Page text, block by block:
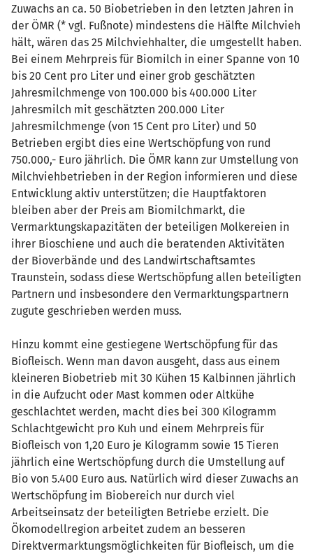
Zuwachs an ca. 50 Biobetrieben in den letzten Jahren in
der ÖMR (* vgl. Fußnote) mindestens die Hälfte Milchvieh
hält, wären das 25 Milchviehhalter, die umgestellt haben.
Bei einem Mehrpreis für Biomilch in einer Spanne von 10
bis 20 Cent pro Liter und einer grob geschätzten
Jahresmilchmenge von 100.000 bis 400.000 Liter
Jahresmilch mit geschätzten 200.000 Liter
Jahresmilchmenge (von 15 Cent pro Liter) und 50
Betrieben ergibt dies eine Wertschöpfung von rund
750.000,- Euro jährlich. Die ÖMR kann zur Umstellung von
Milchviehbetrieben in der Region informieren und diese
Entwicklung aktiv unterstützen; die Hauptfaktoren
bleiben aber der Preis am Biomilchmarkt, die
Vermarktungskapazitäten der beteiligen Molkereien in
ihrer Bioschiene und auch die beratenden Aktivitäten
der Bioverbände und des Landwirtschaftsamtes
Traunstein, sodass diese Wertschöpfung allen beteiligten
Partnern und insbesondere den Vermarktungspartnern
zugute geschrieben werden muss.
Hinzu kommt eine gestiegene Wertschöpfung für das
Biofleisch. Wenn man davon ausgeht, dass aus einem
kleineren Biobetrieb mit 30 Kühen 15 Kalbinnen jährlich
in die Aufzucht oder Mast kommen oder Altkühe
geschlachtet werden, macht dies bei 300 Kilogramm
Schlachtgewicht pro Kuh und einem Mehrpreis für
Biofleisch von 1,20 Euro je Kilogramm sowie 15 Tieren
jährlich eine Wertschöpfung durch die Umstellung auf
Bio von 5.400 Euro aus. Natürlich wird dieser Zuwachs an
Wertschöpfung im Biobereich nur durch viel
Arbeitseinsatz der beteiligten Betriebe erzielt. Die
Ökomodellregion arbeitet zudem an besseren
Direktvermarktungsmöglichkeiten für Biofleisch, um die